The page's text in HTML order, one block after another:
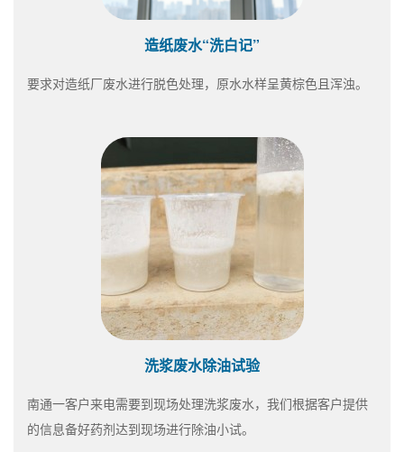
造纸废水“洗白记”
要求对造纸厂废水进行脱色处理，原水水样呈黄棕色且浑浊。
洗浆废水除油试验
南通一客户来电需要到现场处理洗浆废水，我们根据客户提供
的信息备好药剂达到现场进行除油小试。